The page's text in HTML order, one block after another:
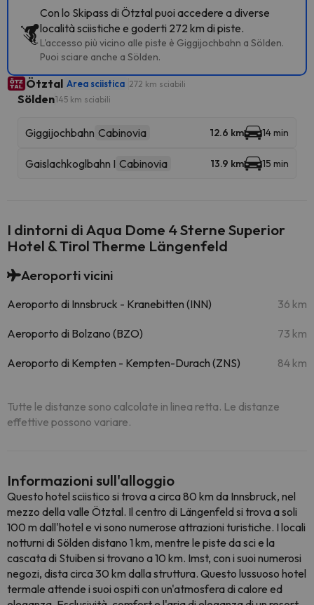
Con lo Skipass di Ötztal puoi accedere a diverse
località sciistiche e goderti 272 km di piste.
L'accesso più vicino alle piste è Giggijochbahn a Sölden.
Puoi sciare anche a Sölden.
Ötztal Area sciistica 272 km sciabili
Sölden145 km sciabili
Giggijochbahn Cabinovia 12.6 km 14 min
Gaislachkoglbahn I Cabinovia 13.9 km 15 min
I dintorni di Aqua Dome 4 Sterne Superior
Hotel & Tirol Therme Längenfeld
Aeroporti vicini
Aeroporto di Innsbruck - Kranebitten (INN) 36 km
Aeroporto di Bolzano (BZO) 73 km
Aeroporto di Kempten - Kempten-Durach (ZNS) 84 km
Tutte le distanze sono calcolate in linea retta. Le distanze
effettive possono variare.
Informazioni sull'alloggio
Questo hotel sciistico si trova a circa 80 km da Innsbruck, nel
mezzo della valle Ötztal. Il centro di Längenfeld si trova a soli
100 m dall'hotel e vi sono numerose attrazioni turistiche. I locali
notturni di Sölden distano 1 km, mentre le piste da sci e la
cascata di Stuiben si trovano a 10 km. Imst, con i suoi numerosi
negozi, dista circa 30 km dalla struttura. Questo lussuoso hotel
termale attende i suoi ospiti con un'atmosfera di calore ed